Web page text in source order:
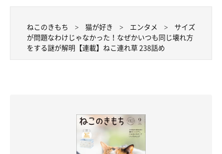
ねこのきもち 猫が好き エンタメ
サイズ
が問題なわけじゃなかった！なぜかいつも同じ壊れ方
をする謎が解明【連載】ねこ連れ草 238話め